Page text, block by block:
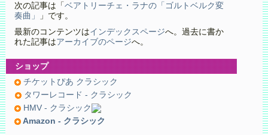
次の記事は「 ベアトリーチェ・ラナの「ゴルトベルク変
奏曲」
」です。
最新のコンテンツはインデックスページへ。過去に書か
れた記事はアーカイブのページへ。
ショップ
チケットぴあ クラシック
タワーレコード - クラシック
HMV - クラシック
Amazon - クラシック